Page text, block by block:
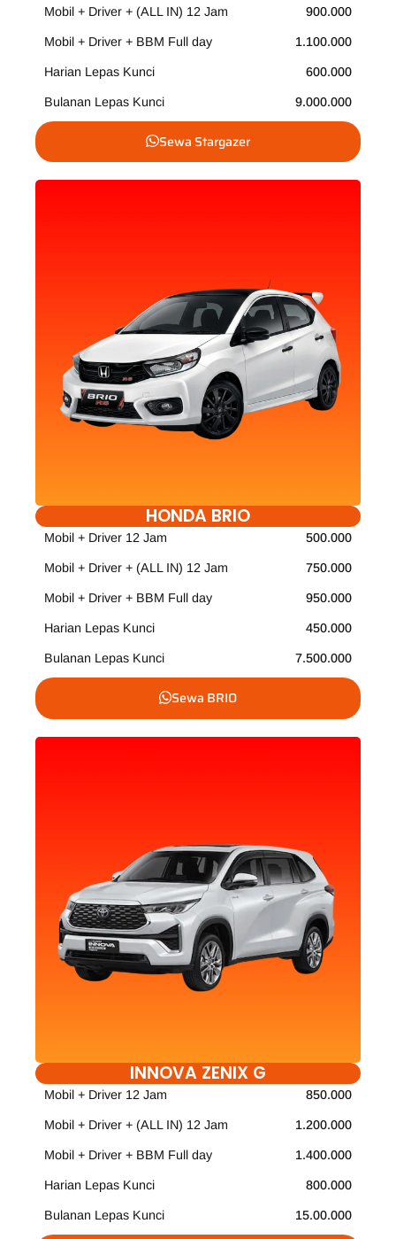
Mobil + Driver + (ALL IN) 12 Jam 900.000
Mobil + Driver + BBM Full day 1.100.000
Harian Lepas Kunci 600.000
Bulanan Lepas Kunci 9.000.000
Sewa Stargazer
HONDA BRIO
Mobil + Driver 12 Jam 500.000
Mobil + Driver + (ALL IN) 12 Jam 750.000
Mobil + Driver + BBM Full day 950.000
Harian Lepas Kunci 450.000
Bulanan Lepas Kunci 7.500.000
Sewa BRIO
INNOVA ZENIX G
Mobil + Driver 12 Jam 850.000
Mobil + Driver + (ALL IN) 12 Jam 1.200.000
Mobil + Driver + BBM Full day 1.400.000
Harian Lepas Kunci 800.000
Bulanan Lepas Kunci 15.00.000